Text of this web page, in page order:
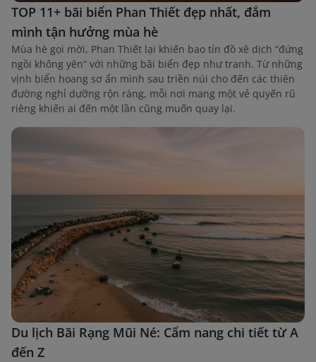
TOP 11+ bãi biển Phan Thiết đẹp nhất, đắm
mình tận hưởng mùa hè
Mùa hè gọi mời, Phan Thiết lại khiến bao tín đồ xê dịch “đứng
ngồi không yên” với những bãi biển đẹp như tranh. Từ những
vịnh biển hoang sơ ẩn mình sau triền núi cho đến các thiên
đường nghỉ dưỡng rộn ràng, mỗi nơi mang một vẻ quyến rũ
riêng khiến ai đến một lần cũng muốn quay lại.
Du lịch Bãi Rạng Mũi Né: Cẩm nang chi tiết từ A
đến Z